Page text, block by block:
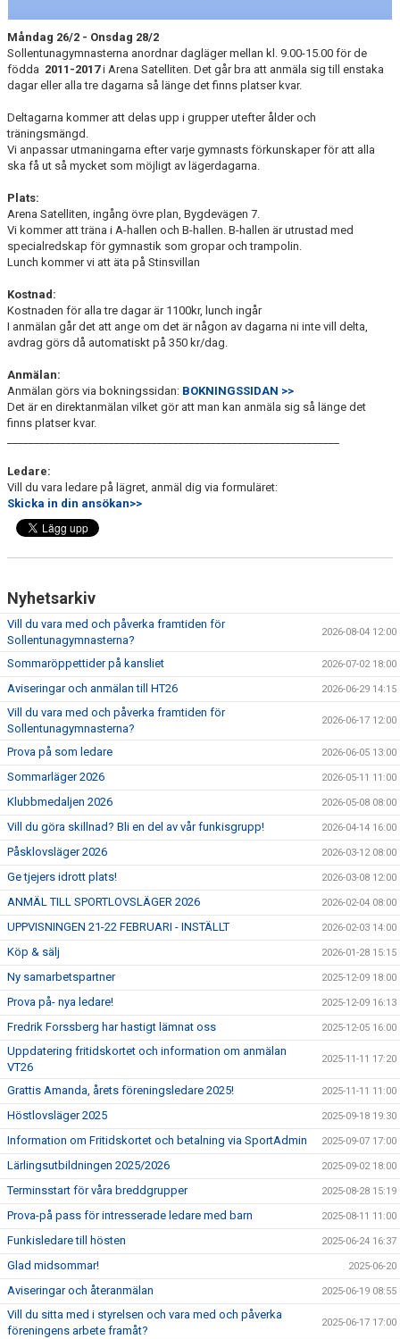
Måndag 26/2 - Onsdag 28/2
Sollentunagymnasterna anordnar dagläger mellan kl. 9.00-15.00 för de
födda 2011-2017i Arena Satelliten. Det går bra att anmäla sig till enstaka
dagar eller alla tre dagarna så länge det finns platser kvar.
Deltagarna kommer att delas upp i grupper utefter ålder och
träningsmängd.
Vi anpassar utmaningarna efter varje gymnasts förkunskaper för att alla
ska få ut så mycket som möjligt av lägerdagarna.
Plats:
Arena Satelliten, ingång övre plan, Bygdevägen 7.
Vi kommer att träna i A-hallen och B-hallen. B-hallen är utrustad med
specialredskap för gymnastik som gropar och trampolin.
Lunch kommer vi att äta på Stinsvillan
Kostnad:
Kostnaden för alla tre dagar är 1100kr, lunch ingår
I anmälan går det att ange om det är någon av dagarna ni inte vill delta,
avdrag görs då automatiskt på 350 kr/dag.
Anmälan:
Anmälan görs via bokningssidan: BOKNINGSSIDAN >>
Det är en direktanmälan vilket gör att man kan anmäla sig så länge det
finns platser kvar.
Ledare:
Vill du vara ledare på lägret, anmäl dig via formuläret:
Skicka in din ansökan>>
Nyhetsarkiv
Vill du vara med och påverka framtiden för
Sollentunagymnasterna?
2026-08-04 12:00
Sommaröppettider på kansliet 2026-07-02 18:00
Aviseringar och anmälan till HT26 2026-06-29 14:15
Vill du vara med och påverka framtiden för
Sollentunagymnasterna?
2026-06-17 12:00
Prova på som ledare 2026-06-05 13:00
Sommarläger 2026 2026-05-11 11:00
Klubbmedaljen 2026 2026-05-08 08:00
Vill du göra skillnad? Bli en del av vår funkisgrupp! 2026-04-14 16:00
Påsklovsläger 2026 2026-03-12 08:00
Ge tjejers idrott plats! 2026-03-08 12:00
ANMÄL TILL SPORTLOVSLÄGER 2026 2026-02-04 08:00
UPPVISNINGEN 21-22 FEBRUARI - INSTÄLLT 2026-02-03 14:00
Köp & sälj 2026-01-28 15:15
Ny samarbetspartner 2025-12-09 18:00
Prova på- nya ledare! 2025-12-09 16:13
Fredrik Forssberg har hastigt lämnat oss 2025-12-05 16:00
Uppdatering fritidskortet och information om anmälan
VT26
2025-11-11 17:20
Grattis Amanda, årets föreningsledare 2025! 2025-11-11 11:00
Höstlovsläger 2025 2025-09-18 19:30
Information om Fritidskortet och betalning via SportAdmin 2025-09-07 17:00
Lärlingsutbildningen 2025/2026 2025-09-02 18:00
Terminsstart för våra breddgrupper 2025-08-28 15:19
Prova-på pass för intresserade ledare med barn 2025-08-11 11:00
Funkisledare till hösten 2025-06-24 16:37
Glad midsommar! 2025-06-20
Aviseringar och återanmälan 2025-06-19 08:55
Vill du sitta med i styrelsen och vara med och påverka
föreningens arbete framåt?
2025-06-17 17:00